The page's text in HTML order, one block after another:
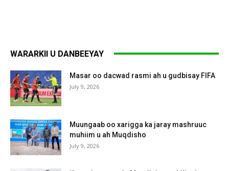
WARARKII U DANBEEYAY
Masar oo dacwad rasmi ah u gudbisay FIFA
July 9, 2026
Muungaab oo xarigga ka jaray mashruuc
muhiim u ah Muqdisho
July 9, 2026